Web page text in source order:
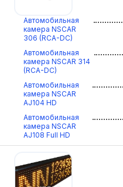
Автомобильная
камера NSCAR
306 (RCA-DC)
Автомобильная
камера NSCAR 314
(RCA-DC)
Автомобильная
камера NSCAR
AJ104 HD
Автомобильная
камера NSCAR
AJ108 Full HD